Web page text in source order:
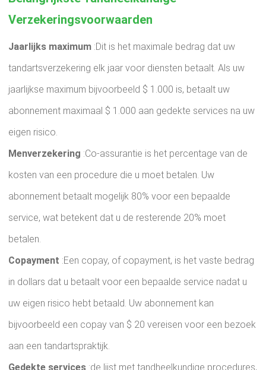
Verzekeringsvoorwaarden
Jaarlijks maximum :Dit is het maximale bedrag dat uw
tandartsverzekering elk jaar voor diensten betaalt. Als uw
jaarlijkse maximum bijvoorbeeld $ 1.000 is, betaalt uw
abonnement maximaal $ 1.000 aan gedekte services na uw
eigen risico.
Menverzekering :Co-assurantie is het percentage van de
kosten van een procedure die u moet betalen. Uw
abonnement betaalt mogelijk 80% voor een bepaalde
service, wat betekent dat u de resterende 20% moet
betalen.
Copayment :Een copay, of copayment, is het vaste bedrag
in dollars dat u betaalt voor een bepaalde service nadat u
uw eigen risico hebt betaald. Uw abonnement kan
bijvoorbeeld een copay van $ 20 vereisen voor een bezoek
aan een tandartspraktijk.
Gedekte services :de lijst met tandheelkundige procedures,